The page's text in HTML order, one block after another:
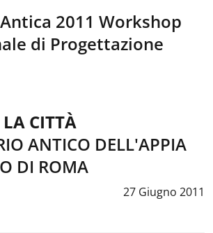
2011 Workshop
di Progettazione
LA CITTÀ
ANTICO DELL'APPIA
DI ROMA
Data notizia:
27 Giugno 2011